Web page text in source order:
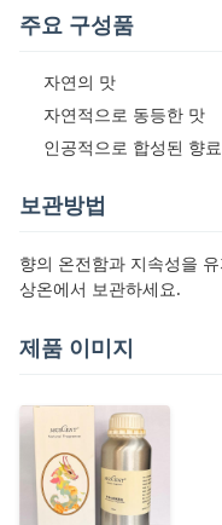
주요 구성품
자연의 맛
자연적으로 동등한 맛
인공적으로 합성된 향료
보관방법
향의 온전함과 지속성을
상온에서 보관하세요.
제품 이미지